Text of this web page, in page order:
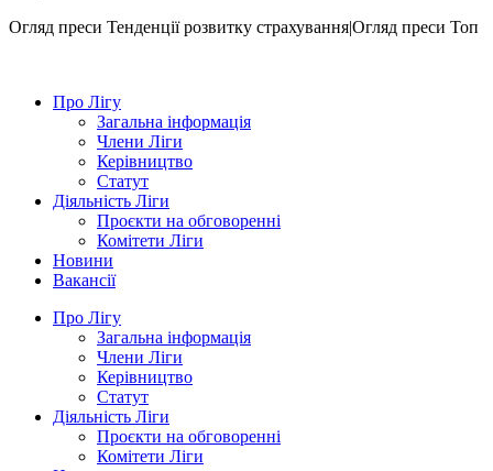
Огляд преси Тенденції розвитку страхування|Огляд преси Топ
Про Лігу
Загальна інформація
Члени Ліги
Керівництво
Статут
Діяльність Ліги
Проєкти на обговоренні
Комітети Ліги
Новини
Вакансії
Про Лігу
Загальна інформація
Члени Ліги
Керівництво
Статут
Діяльність Ліги
Проєкти на обговоренні
Комітети Ліги